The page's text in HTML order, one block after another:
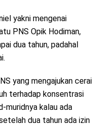
yakni mengenai
PNS Opik Hodiman,
dua tahun, padahal
yang mengajukan cerai
terhadap konsentrasi
muridnya kalau ada
dua tahun ada izin